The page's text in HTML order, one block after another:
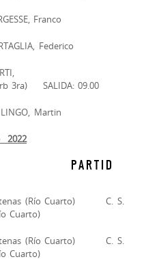
Franco
Federico
09.00
Martin
2022
P A R T I D
(Río Cuarto) C. S.
Cuarto)
(Río Cuarto) C. S.
Cuarto)